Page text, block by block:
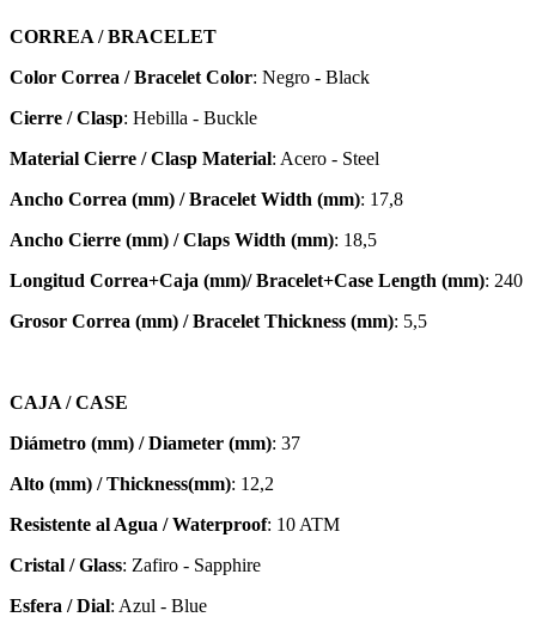
CORREA / BRACELET
Color Correa / Bracelet Color: Negro - Black
Cierre / Clasp: Hebilla - Buckle
Material Cierre / Clasp Material: Acero - Steel
Ancho Correa (mm) / Bracelet Width (mm): 17,8
Ancho Cierre (mm) / Claps Width (mm): 18,5
Longitud Correa+Caja (mm)/ Bracelet+Case Length (mm): 240
Grosor Correa (mm) / Bracelet Thickness (mm): 5,5
CAJA / CASE
Diámetro (mm) / Diameter (mm): 37
Alto (mm) / Thickness(mm): 12,2
Resistente al Agua / Waterproof: 10 ATM
Cristal / Glass: Zafiro - Sapphire
Esfera / Dial: Azul - Blue